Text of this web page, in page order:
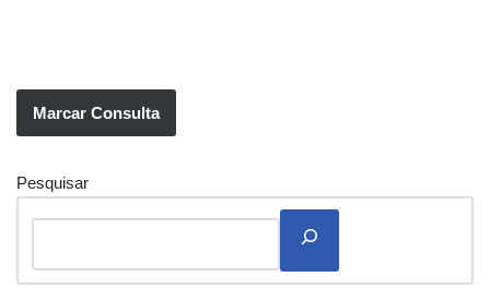
Marcar Consulta
Pesquisar